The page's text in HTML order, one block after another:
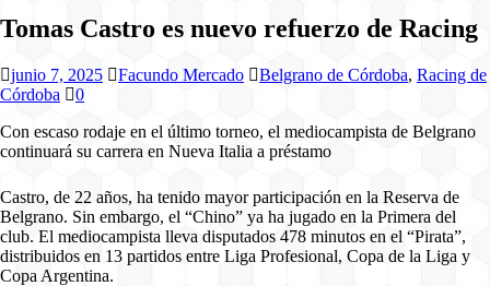
Tomas Castro es nuevo refuerzo de Racing
junio 7, 2025 Facundo Mercado Belgrano de Córdoba, Racing de
Córdoba
0
Con escaso rodaje en el último torneo, el mediocampista de Belgrano
continuará su carrera en Nueva Italia a préstamo
Castro, de 22 años, ha tenido mayor participación en la Reserva de
Belgrano. Sin embargo, el “Chino” ya ha jugado en la Primera del
club. El mediocampista lleva disputados 478 minutos en el “Pirata”,
distribuidos en 13 partidos entre Liga Profesional, Copa de la Liga y
Copa Argentina.